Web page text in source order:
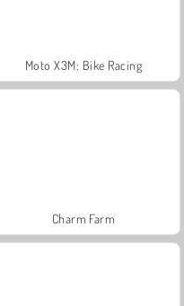
Moto X3M: Bike Racing
Charm Farm